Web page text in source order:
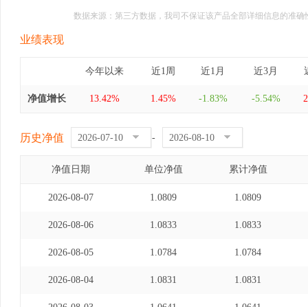
数据来源：第三方数据，我司不保证该产品全部详细信息的准
业绩表现
今年以来 近1周 近1月 近3月
净值增长 13.42% 1.45% -1.83% -5.54%
历史净值 -
净值日期 单位净值 累计净值
2026-08-07 1.0809 1.0809
2026-08-06 1.0833 1.0833
2026-08-05 1.0784 1.0784
2026-08-04 1.0831 1.0831